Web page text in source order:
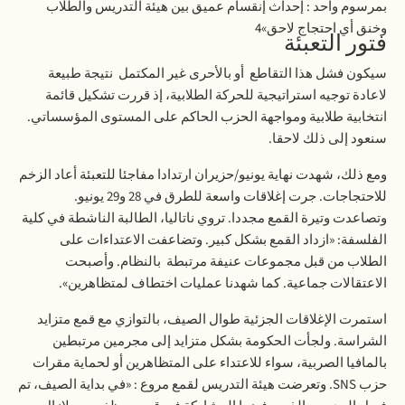
بمرسوم واحد : إحداث إنقسام عميق بين هيئة التدريس والطلاب
وخنق أي احتجاج لاحق»4
فتور التعبئة
سيكون فشل هذا التقاطع أو بالأحرى غير المكتمل نتيجة طبيعة
لاعادة توجيه استراتيجية للحركة الطلابية، إذ قررت تشكيل قائمة
انتخابية طلابية ومواجهة الحزب الحاكم على المستوى المؤسساتي.
سنعود إلى ذلك لاحقا.
ومع ذلك، شهدت نهاية يونيو/حزيران ارتدادا مفاجئا للتعبئة أعاد الزخم
للاحتجاجات. جرت إغلاقات واسعة للطرق في 28 و29 يونيو.
وتصاعدت وتيرة القمع مجددا. تروي ناتاليا، الطالبة الناشطة في كلية
الفلسفة: «ازداد القمع بشكل كبير. وتضاعفت الاعتداءات على
الطلاب من قبل مجموعات عنيفة مرتبطة بالنظام. وأصبحت
الاعتقالات جماعية. كما شهدنا عمليات اختطاف لمتظاهرين».
استمرت الإغلاقات الجزئية طوال الصيف، بالتوازي مع قمع متزايد
الشراسة. ولجأت الحكومة بشكل متزايد إلى مجرمين مرتبطين
بالمافيا الصربية، سواء للاعتداء على المتظاهرين أو لحماية مقرات
حزبSNS. وتعرضت هيئة التدريس لقمع مروع : «في بداية الصيف، تم